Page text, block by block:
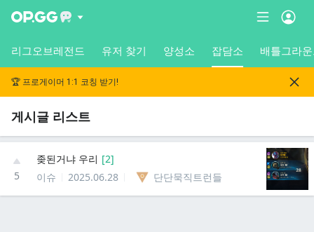
리그오브레전드 유저 찾기 양성소 잡담소 배틀그라
🏆 프로게이머 1:1 코칭 받기!
게시글 리스트
5
좆된거냐 우리 [2]
이슈
2025.06.28 단단묵직트런들